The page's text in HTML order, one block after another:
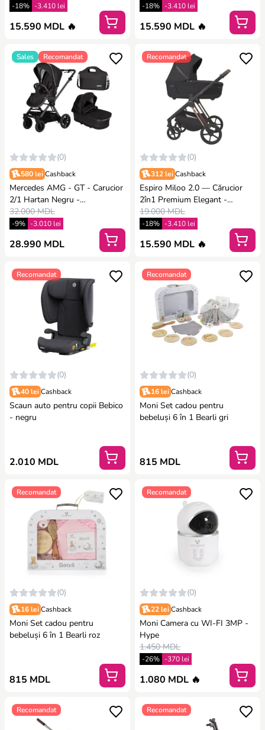
-18% -3.410 lei
15.590 MDL 🔥
-18% -3.410 lei
15.590 MDL 🔥
Sales Recomandat
(0)
580 lei Cashback
Mercedes AMG - GT - Carucior
2/1 Hartan Negru -
Nachtschwarz Pushchair +
Carrycot
32.000 MDL
-9% -3.010 lei
28.990 MDL
Recomandat
(0)
312 lei Cashback
Espiro Miloo 2.0 — Cărucior
2în1 Premium Elegant -
Diamond black
19.000 MDL
-18% -3.410 lei
15.590 MDL 🔥
Recomandat
(0)
40 lei Cashback
Scaun auto pentru copii Bebico
- negru
2.010 MDL
Recomandat
(0)
16 lei Cashback
Moni Set cadou pentru
bebeluși 6 în 1 Bearli gri
815 MDL
Recomandat
(0)
16 lei Cashback
Moni Set cadou pentru
bebeluși 6 în 1 Bearli roz
815 MDL
Recomandat
(0)
22 lei Cashback
Moni Camera cu WI-FI 3MP -
Hype
1.450 MDL
-26% -370 lei
1.080 MDL 🔥
Recomandat Recomandat